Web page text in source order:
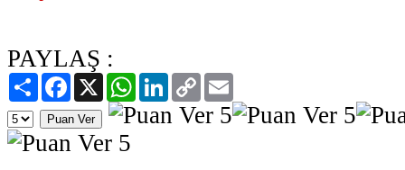
PAYLAŞ :
PaylaşFacebook
X WhatsAppLinkedIn
Copy
Link